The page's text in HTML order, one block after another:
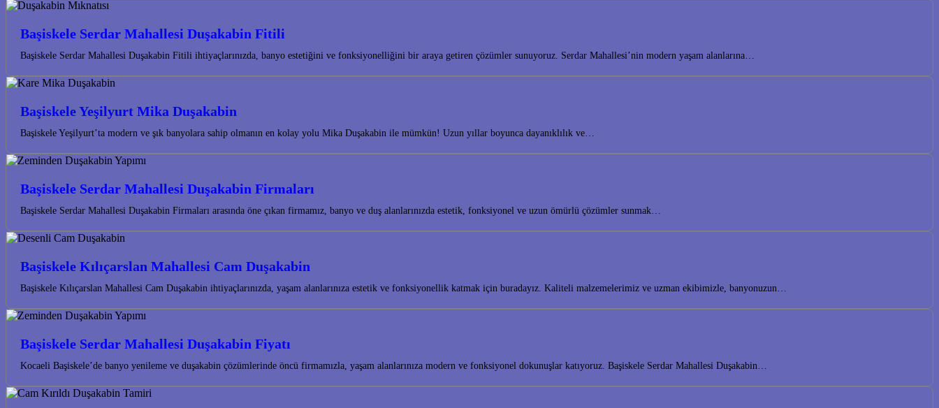
Başiskele Serdar Mahallesi Duşakabin Fitili
Başiskele Serdar Mahallesi Duşakabin Fitili ihtiyaçlarınızda, banyo estetiğini ve fonksiyonelliğini bir araya getiren çözümler sunuyoruz. Serdar Mahallesi’nin modern yaşam alanlarına…
Başiskele Yeşilyurt Mika Duşakabin
Başiskele Yeşilyurt’ta modern ve şık banyolara sahip olmanın en kolay yolu Mika Duşakabin ile mümkün! Uzun yıllar boyunca dayanıklılık ve…
Başiskele Serdar Mahallesi Duşakabin Firmaları
Başiskele Serdar Mahallesi Duşakabin Firmaları arasında öne çıkan firmamız, banyo ve duş alanlarınızda estetik, fonksiyonel ve uzun ömürlü çözümler sunmak…
Başiskele Kılıçarslan Mahallesi Cam Duşakabin
Başiskele Kılıçarslan Mahallesi Cam Duşakabin ihtiyaçlarınızda, yaşam alanlarınıza estetik ve fonksiyonellik katmak için buradayız. Kaliteli malzemelerimiz ve uzman ekibimizle, banyonuzun…
Başiskele Serdar Mahallesi Duşakabin Fiyatı
Kocaeli Başiskele’de banyo yenileme ve duşakabin çözümlerinde öncü firmamızla, yaşam alanlarınıza modern ve fonksiyonel dokunuşlar katıyoruz. Başiskele Serdar Mahallesi Duşakabin…